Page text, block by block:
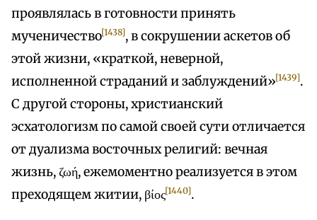
проявлялась в готовности принять
мученичество[1438], в сокрушении аскетов об
этой жизни, «краткой, неверной,
исполненной страданий и заблуждений»[1439].
С другой стороны, христианский
эсхатологизм по самой своей сути отличается
от дуализма восточных религий: вечная
жизнь, ζωή, ежемоментно реализуется в этом
преходящем житии, βίος[1440].